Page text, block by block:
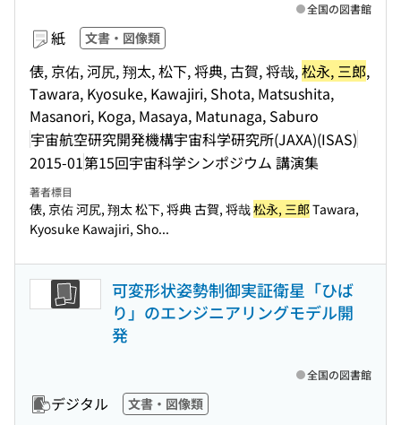
紙 文書・図像類
俵, 京佑, 河尻, 翔太, 松下, 将典, 古賀, 将哉,松永, 三郎,
Tawara, Kyosuke, Kawajiri, Shota, Matsushita,
Masanori, Koga, Masaya, Matunaga, Saburo
宇宙航空研究開発機構宇宙科学研究所(JAXA)(ISAS)
2015-01第15回宇宙科学シンポジウム 講演集
全国の図書館
著者標目
俵, 京佑 河尻, 翔太 松下, 将典 古賀, 将哉松永, 三郎Tawara,
Kyosuke Kawajiri, Sho...
可変形状姿勢制御実証衛星「ひば
り」のエンジニアリングモデル開
発
デジタル 文書・図像類
全国の図書館